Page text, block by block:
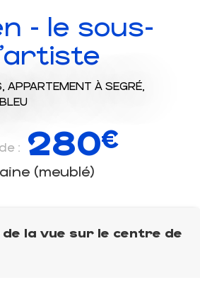
- le sous-
APPARTEMENT À SEGRÉ,
: 280€
(meublé)
la vue sur le centre de